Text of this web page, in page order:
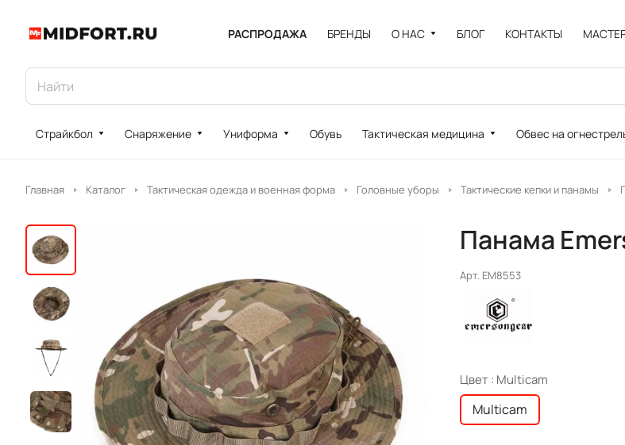
РАСПРОДАЖА БРЕНДЫ О НАС БЛОГ КОНТАКТЫ
Страйкбол Снаряжение Униформа Обувь Тактическая медицина Обвес на
Главная Каталог Тактическая одежда и военная форма Головные уборы Тактические кепки и панамы
Панама
Арт. EM8553
Цвет : Multicam
Multicam